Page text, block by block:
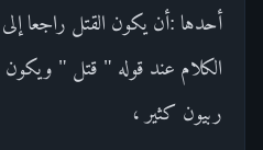
أحدها :أن يكون القتل راجعا
الكلام عند قوله " قتل " ويكون
ربيون كثير ،